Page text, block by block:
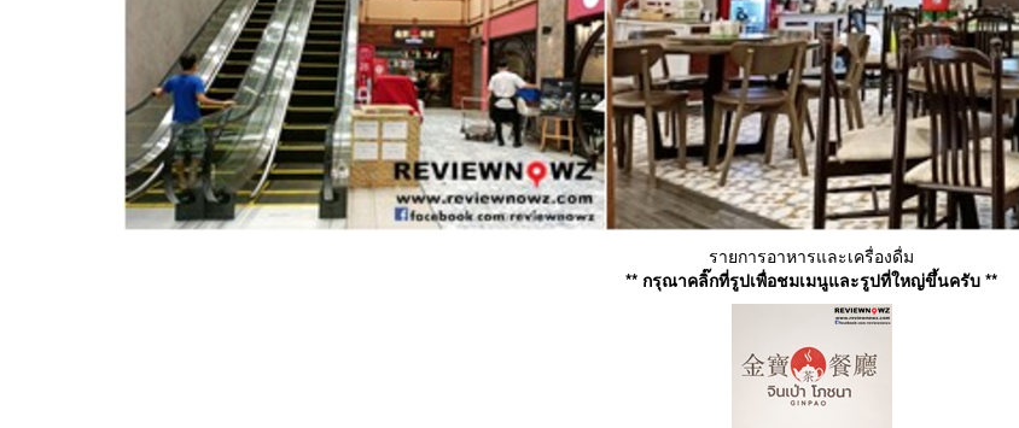
รายการอาหารและเครื่องดื่ม
** กรุณาคลิ๊กที่รูปเพื่อชมเมนูและรูปที่ใหญ่ขึ้นครับ **